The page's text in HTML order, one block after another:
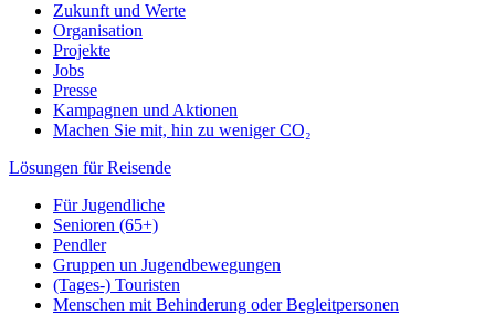
Zukunft und Werte
Organisation
Projekte
Jobs
Presse
Kampagnen und Aktionen
Machen Sie mit, hin zu weniger CO₂
Lösungen für Reisende
Für Jugendliche
Senioren (65+)
Pendler
Gruppen un Jugendbewegungen
(Tages-) Touristen
Menschen mit Behinderung oder Begleitpersonen